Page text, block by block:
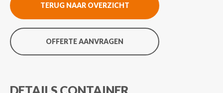
TERUG NAAR OVERZICHT
OFFERTE AANVRAGEN